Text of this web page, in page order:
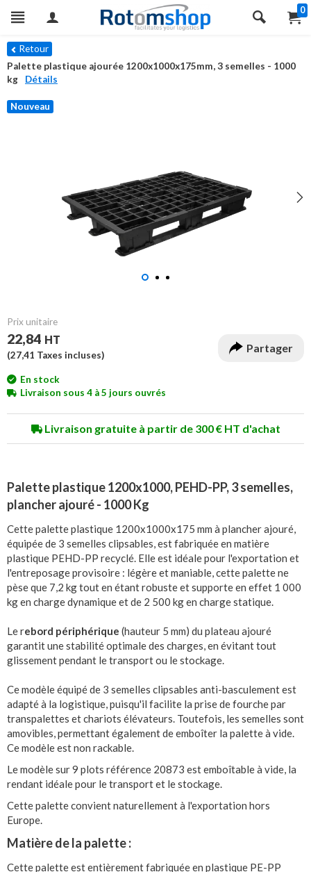
0
Retour
Palette plastique ajourée 1200x1000x175mm, 3 semelles - 1000
kg
Détails
Nouveau
Prix unitaire
22,84 HT
(27,41 Taxes incluses)
Partager
En stock
Livraison sous 4 à 5 jours ouvrés
Livraison gratuite à partir de 300 € HT d'achat
Palette plastique 1200x1000, PEHD-PP, 3 semelles,
plancher ajouré - 1000 Kg
Cette palette plastique 1200x1000x175 mm à plancher ajouré,
équipée de 3 semelles clipsables, est fabriquée en matière
plastique PEHD-PP recyclé. Elle est idéale pour l'exportation et
l'entreposage provisoire : légère et maniable, cette palette ne
pèse que 7,2 kg tout en étant robuste et supporte en effet 1 000
kg en charge dynamique et de 2 500 kg en charge statique.
Le rebord périphérique (hauteur 5 mm) du plateau ajouré
garantit une stabilité optimale des charges, en évitant tout
glissement pendant le transport ou le stockage.
Ce modèle équipé de 3 semelles clipsables anti-basculement est
adapté à la logistique, puisqu'il facilite la prise de fourche par
transpalettes et chariots élévateurs. Toutefois, les semelles sont
amovibles, permettant également de emboîter la palette à vide.
Ce modèle est non rackable.
Le modèle sur 9 plots référence 20873 est emboîtable à vide, la
rendant idéale pour le transport et le stockage.
Cette palette convient naturellement à l'exportation hors
Europe.
Matière de la palette :
Cette palette est entièrement fabriquée en plastique PE-PP